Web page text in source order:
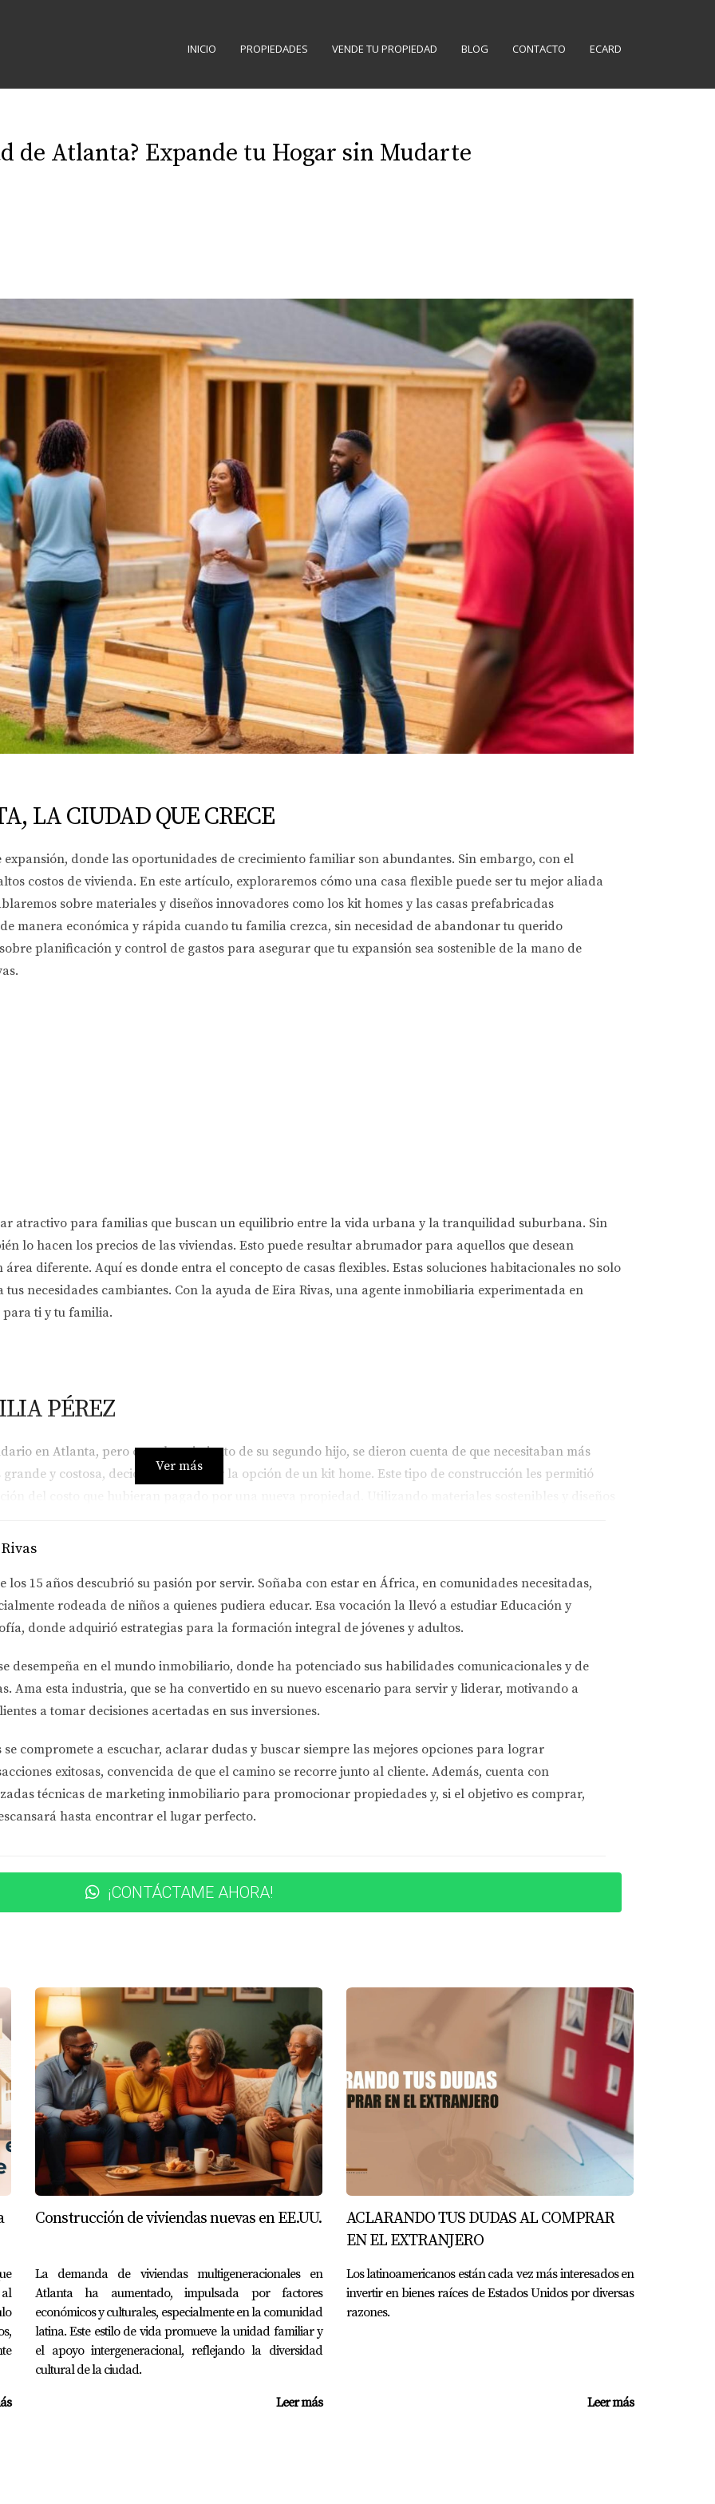
INICIO PROPIEDADES VENDE TU PROPIEDAD BLOG CONTACTO ECARD
de Atlanta? Expande tu Hogar sin Mudarte
LA CIUDAD QUE CRECE
donde las oportunidades de crecimiento familiar son abundantes. Sin embargo, con el
costos de vivienda. En este artículo, exploraremos cómo una casa flexible puede ser tu mejor aliada
sobre materiales y diseños innovadores como los kit homes y las casas prefabricadas
manera económica y rápida cuando tu familia crezca, sin necesidad de abandonar tu querido
planificación y control de gastos para asegurar que tu expansión sea sostenible de la mano de
atractivo para familias que buscan un equilibrio entre la vida urbana y la tranquilidad suburbana. Sin
lo hacen los precios de las viviendas. Esto puede resultar abrumador para aquellos que desean
diferente. Aquí es donde entra el concepto de casas flexibles. Estas soluciones habitacionales no solo
tus necesidades cambiantes. Con la ayuda de Eira Rivas, una agente inmobiliaria experimentada en
ti y tu familia.
PÉREZ
en Atlanta, pero con el nacimiento de su segundo hijo, se dieron cuenta de que necesitaban más
y costosa, decidieron explorar la opción de un kit home. Este tipo de construcción les permitió
nueva compra.
familiares.
GÓMEZ
su hija adolescente necesitaba más privacidad. Optaron por una casa prefabricada modular como
el espacio adicional que necesitaban, sino que también fue una opción ecológica gracias a sus
con Eira Rivas, encontraron el terreno perfecto para instalar su nueva unidad modular, lo que les
LÓPEZ
flexibles. Integraron un kit home con elementos prefabricados para crear un espacio multifuncional
los niños. Gracias a la asesoría experta de Eira Rivas, pudieron maximizar cada metro cuadrado
para mayor funcionalidad.
para evitar sorpresas financieras.
en forma de paquetes con todos los materiales necesarios para su construcción. Es una opción
su hogar.
modular?
y diseño elegido, pero generalmente es más asequible que construir desde cero o comprar una
construir una ampliación?
Ver más
los 15 años descubrió su pasión por servir. Soñaba con estar en África, en comunidades necesitadas,
rodeada de niños a quienes pudiera educar. Esa vocación la llevó a estudiar Educación y
, donde adquirió estrategias para la formación integral de jóvenes y adultos.
desempeña en el mundo inmobiliario, donde ha potenciado sus habilidades comunicacionales y de
Ama esta industria, que se ha convertido en su nuevo escenario para servir y liderar, motivando a
a tomar decisiones acertadas en sus inversiones.
se compromete a escuchar, aclarar dudas y buscar siempre las mejores opciones para lograr
exitosas, convencida de que el camino se recorre junto al cliente. Además, cuenta con
técnicas de marketing inmobiliario para promocionar propiedades y, si el objetivo es comprar,
hasta encontrar el lugar perfecto.
¡CONTÁCTAME AHORA!
Construcción de viviendas nuevas en EE.UU.
La demanda de viviendas multigeneracionales en
Atlanta ha aumentado, impulsada por factores
económicos y culturales, especialmente en la comunidad
latina. Este estilo de vida promueve la unidad familiar y
el apoyo intergeneracional, reflejando la diversidad
cultural de la ciudad.
Leer más
ACLARANDO TUS DUDAS AL COMPRAR
EN EL EXTRANJERO
Los latinoamericanos están cada vez más interesados ​​en
invertir en bienes raíces de Estados Unidos por diversas
razones.
Leer más